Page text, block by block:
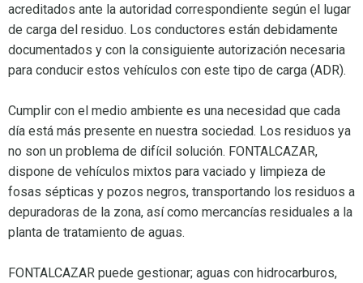
acreditados ante la autoridad correspondiente según el lugar
de carga del residuo. Los conductores están debidamente
documentados y con la consiguiente autorización necesaria
para conducir estos vehículos con este tipo de carga (ADR).
Cumplir con el medio ambiente es una necesidad que cada
día está más presente en nuestra sociedad. Los residuos ya
no son un problema de difícil solución. FONTALCAZAR,
dispone de vehículos mixtos para vaciado y limpieza de
fosas sépticas y pozos negros, transportando los residuos a
depuradoras de la zona, así como mercancías residuales a la
planta de tratamiento de aguas.
FONTALCAZAR puede gestionar; aguas con hidrocarburos,